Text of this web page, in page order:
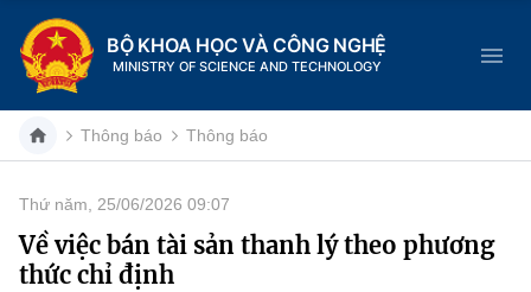
BỘ KHOA HỌC VÀ CÔNG NGHỆ
MINISTRY OF SCIENCE AND TECHNOLOGY
Danh mục
Trang chủ
Thông báo Thông báo
Thứ năm, 25/06/2026 09:07
Về việc bán tài sản thanh lý theo phương
thức chỉ định